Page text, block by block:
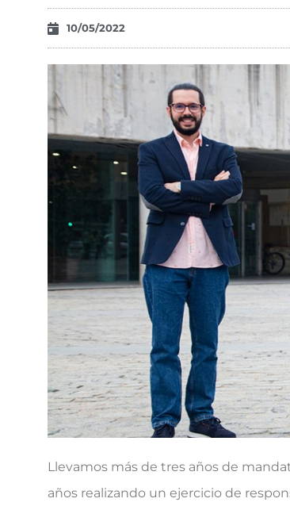
10/05/2022
Llevamos más de tres años de
años realizando un ejercicio de